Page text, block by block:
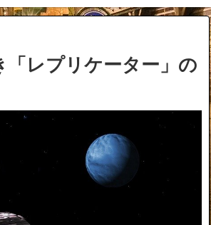
「レプリケーター」の